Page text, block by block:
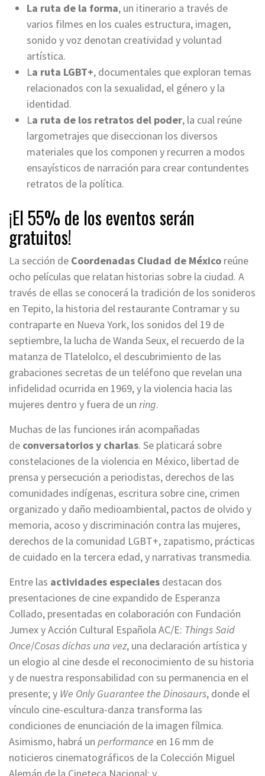
La ruta de la forma, un itinerario a través de
varios filmes en los cuales estructura, imagen,
sonido y voz denotan creatividad y voluntad
artística.
La ruta LGBT+, documentales que exploran temas
relacionados con la sexualidad, el género y la
identidad.
La ruta de los retratos del poder, la cual reúne
largometrajes que diseccionan los diversos
materiales que los componen y recurren a modos
ensayísticos de narración para crear contundentes
retratos de la política.
¡El 55% de los eventos serán
gratuitos!
La sección de Coordenadas Ciudad de México reúne
ocho películas que relatan historias sobre la ciudad. A
través de ellas se conocerá la tradición de los sonideros
en Tepito, la historia del restaurante Contramar y su
contraparte en Nueva York, los sonidos del 19 de
septiembre, la lucha de Wanda Seux, el recuerdo de la
matanza de Tlatelolco, el descubrimiento de las
grabaciones secretas de un teléfono que revelan una
infidelidad ocurrida en 1969, y la violencia hacia las
mujeres dentro y fuera de un ring.
Muchas de las funciones irán acompañadas
de conversatorios y charlas. Se platicará sobre
constelaciones de la violencia en México, libertad de
prensa y persecución a periodistas, derechos de las
comunidades indígenas, escritura sobre cine, crimen
organizado y daño medioambiental, pactos de olvido y
memoria, acoso y discriminación contra las mujeres,
derechos de la comunidad LGBT+, zapatismo, prácticas
de cuidado en la tercera edad, y narrativas transmedia.
Entre las actividades especiales destacan dos
presentaciones de cine expandido de Esperanza
Collado, presentadas en colaboración con Fundación
Jumex y Acción Cultural Española AC/E: Things Said
Once/Cosas dichas una vez, una declaración artística y
un elogio al cine desde el reconocimiento de su historia
y de nuestra responsabilidad con su permanencia en el
presente; y We Only Guarantee the Dinosaurs, donde el
vínculo cine-escultura-danza transforma las
condiciones de enunciación de la imagen fílmica.
Asimismo, habrá un performance en 16 mm de
noticieros cinematográficos de la Colección Miguel
Alemán de la Cineteca Nacional; y